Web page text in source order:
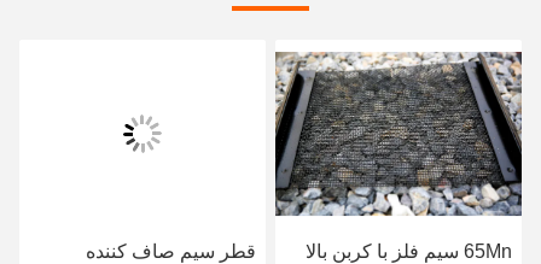
65Mn سیم فلز با کربن بالا
قطر سیم صاف کننده